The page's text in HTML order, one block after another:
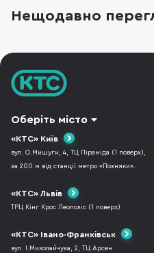
комфортом,
платформи. Корпус ASUS A23 Plus, блок
Нещодавно
Оберіть місто
«КТС» Київ
вул. О.Мишуги, 4, ТЦ Піраміда (1 поверх),
за 200 м від станції метро «Позняки».
«КТС» Львів
ТРЦ Кінг Крос Леополіс (1 поверх)
«КТС» Івано-Франківськ
вул. І.Миколайчука, 2, ТЦ Арсен